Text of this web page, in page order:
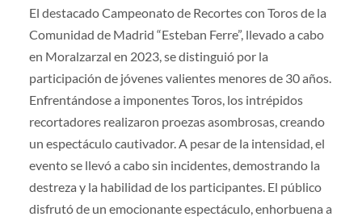
El destacado Campeonato de Recortes con Toros de la
Comunidad de Madrid “Esteban Ferre”, llevado a cabo
en Moralzarzal en 2023, se distinguió por la
participación de jóvenes valientes menores de 30 años.
Enfrentándose a imponentes Toros, los intrépidos
recortadores realizaron proezas asombrosas, creando
un espectáculo cautivador. A pesar de la intensidad, el
evento se llevó a cabo sin incidentes, demostrando la
destreza y la habilidad de los participantes. El público
disfrutó de un emocionante espectáculo, enhorbuena a